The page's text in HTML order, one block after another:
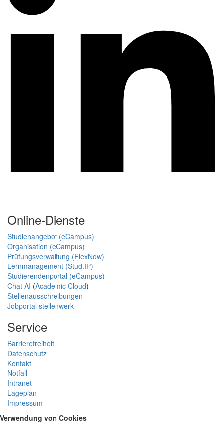
Online-Dienste
Studienangebot (eCampus)
Organisation (eCampus)
Prüfungsverwaltung (FlexNow)
Lernmanagement (Stud.IP)
Studierendenportal (eCampus)
Chat AI (Academic Cloud)
Stellenausschreibungen
Jobportal stellenwerk
Service
Barrierefreiheit
Datenschutz
Kontakt
Notfall
Intranet
Lageplan
Impressum
Verwendung von Cookies